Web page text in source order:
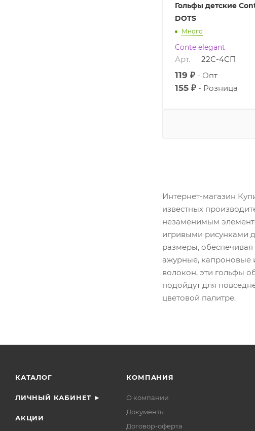
Гольфы детские
DOTS
Много
Conte elegant
Арт. 22С-4СП
119 ₽ Опт
155 ₽ Розница
Интернет-магазин
известных
незаменимым
игривыми рисунками
размеры, обеспечивая
ажурные, капроновые
волокон, эти гольфы
подойдут для
цветовой палитре.
КАТАЛОГ
ЛИЧНЫЙ КАБИНЕТ ►
АКЦИИ
КОМПАНИЯ
О компании
Документы
Договор-оферта